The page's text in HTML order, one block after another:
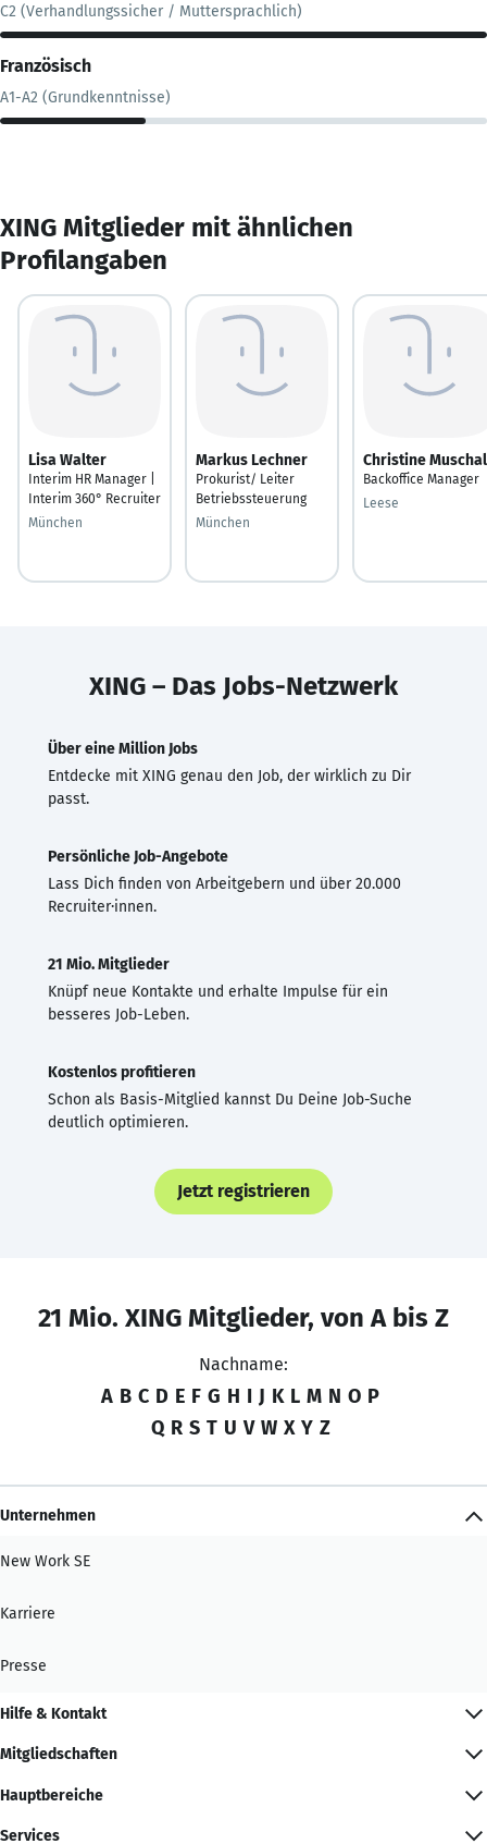
C2 (Verhandlungssicher / Muttersprachlich)
Französisch
A1-A2 (Grundkenntnisse)
XING Mitglieder mit ähnlichen
Profilangaben
Lisa Walter
Interim HR Manager |
Interim 360° Recruiter
München
Markus Lechner
Prokurist/ Leiter
Betriebssteuerung
München
Christine Muschal
Backoffice Manager
Leese
XING – Das Jobs-Netzwerk
Über eine Million Jobs
Entdecke mit XING genau den Job, der wirklich zu Dir
passt.
Persönliche Job-Angebote
Lass Dich finden von Arbeitgebern und über 20.000
Recruiter·innen.
21 Mio. Mitglieder
Knüpf neue Kontakte und erhalte Impulse für ein
besseres Job-Leben.
Kostenlos profitieren
Schon als Basis-Mitglied kannst Du Deine Job-Suche
deutlich optimieren.
Jetzt registrieren
21 Mio. XING Mitglieder, von A bis Z
Nachname:
A B C D E F G H I J K L M N O P
Q R S T U V W X Y Z
Unternehmen
New Work SE
Karriere
Presse
Hilfe & Kontakt
Mitgliedschaften
Hauptbereiche
Services